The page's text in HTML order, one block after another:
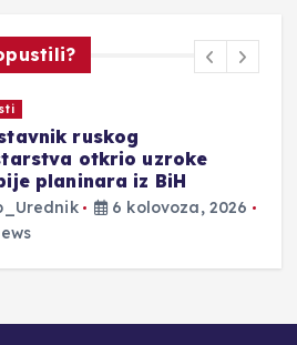
PJESMA
IVANA TOLJA |
koje spaja vjeru,
i umjetnost